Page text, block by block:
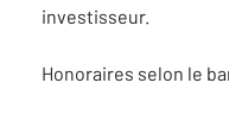
investisseur.
Honoraires selon le